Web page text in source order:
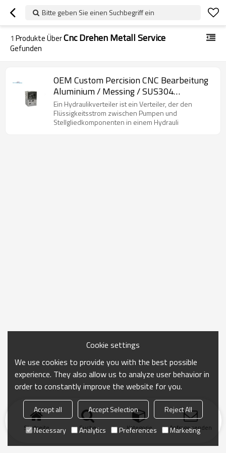
Bitte geben Sie einen Suchbegriff ein
1 Produkte ÜberCnc Drehen Metall Service
Gefunden
OEM Custom Percision CNC Bearbeitung
Aluminium / Messing / SUS304
Hydraulik-Manifold-Hersteller
Ein Hydraulikverteiler ist ein Verteiler, der den
Flüssigkeitsstrom zwischen Pumpen und
Stellgliedkomponenten in einem Hydrauli
Startseite Suche Kategorie Anfrage senden
Cookie settings
We use cookies to provide you with the best possible
experience. They also allow us to analyze user behavior in
order to constantly improve the website for you.
Accept all Accept Selection
Reject All
Necessary
Analytics Preferences Marketing